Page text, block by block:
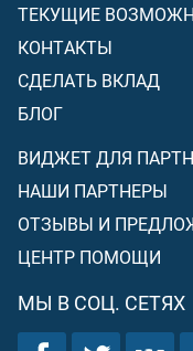
ТЕКУЩИЕ
КОНТАКТЫ
СДЕЛАТЬ ВКЛАД
БЛОГ
ВИДЖЕТ ДЛЯ
НАШИ ПАРТНЕРЫ
ОТЗЫВЫ И
ЦЕНТР ПОМОЩИ
МЫ В СОЦ. СЕТЯХ